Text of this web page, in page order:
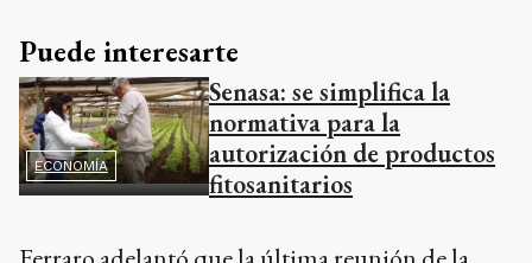
Puede interesarte
ECONOMÍA
Senasa: se simplifica la
normativa para la
autorización de productos
fitosanitarios